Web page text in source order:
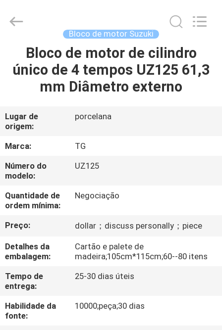
CASA
PRODUTOS
SOBRE
NÓS
EXCURSÃO
DA
FÁBRICA
CONTROLE
DA
QUALIDADE
CONTACTE-
NOS
Rights
Bloco de motor Suzuki
Bloco de motor de cilindro
único de 4 tempos UZ125 61,3
mm Diâmetro externo
Lugar de
origem:
porcelana
Marca:
TG
Número do
modelo:
UZ125
Quantidade de
ordem mínima:
Negociação
Preço: dollar；discuss personally；piece
Detalhes da
embalagem:
Cartão e palete de
madeira;105cm*115cm;60--80 itens
Tempo de
entrega:
25-30 dias úteis
Habilidade da
fonte:
10000;peça;30 dias